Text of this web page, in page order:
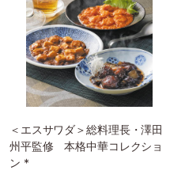
＜エスサワダ＞総料理長・澤田
州平監修 本格中華コレクショ
ン *